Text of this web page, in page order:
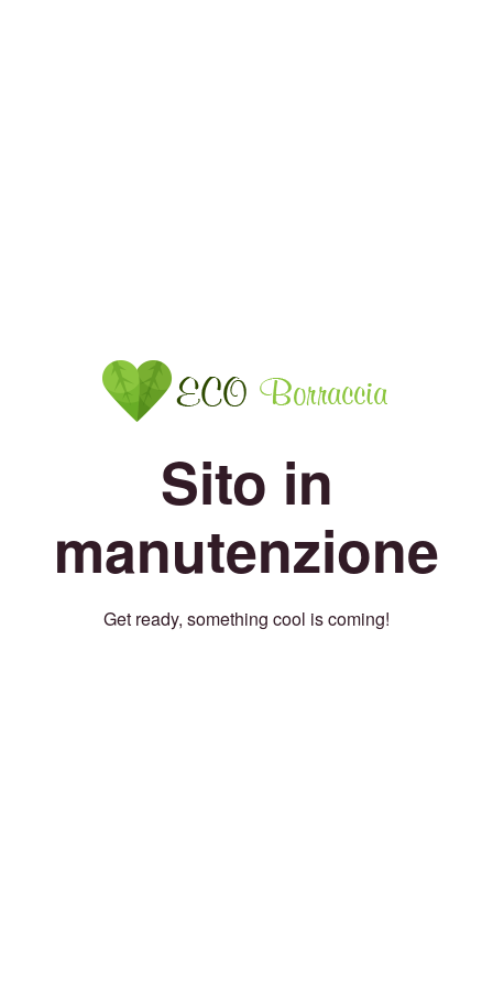
Sito in
manutenzione
Get ready, something cool is coming!